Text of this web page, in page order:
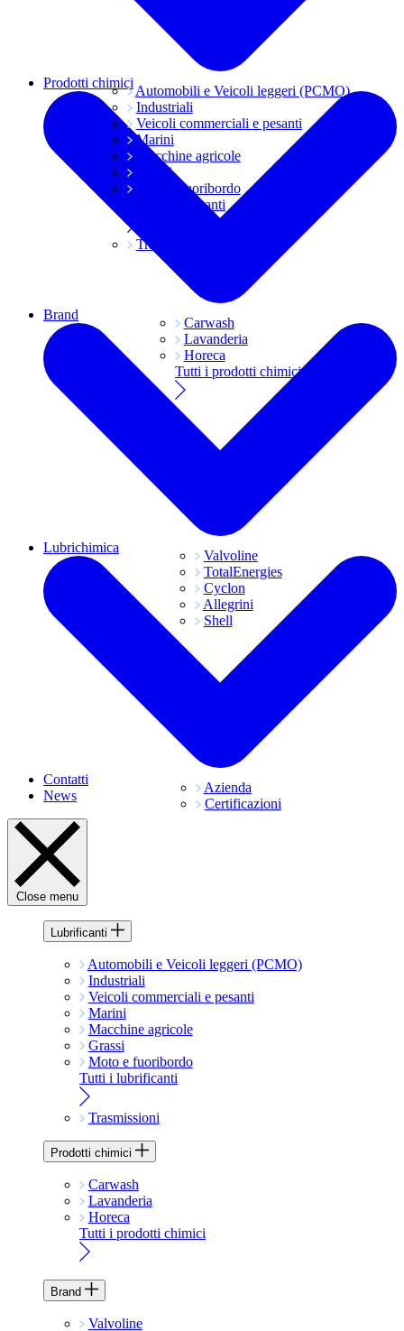
Automobili e Veicoli leggeri (PCMO)
Industriali
Veicoli commerciali e pesanti
Marini
Macchine agricole
Grassi
Moto e fuoribordo
Tutti i lubrificanti
Trasmissioni
Prodotti chimici
Carwash
Lavanderia
Horeca
Tutti i prodotti chimici
Brand
Valvoline
TotalEnergies
Cyclon
Allegrini
Shell
Lubrichimica
Azienda
Certificazioni
Contatti
News
Close menu
Lubrificanti
Automobili e Veicoli leggeri (PCMO)
Industriali
Veicoli commerciali e pesanti
Marini
Macchine agricole
Grassi
Moto e fuoribordo
Tutti i lubrificanti
Trasmissioni
Prodotti chimici
Carwash
Lavanderia
Horeca
Tutti i prodotti chimici
Brand
Valvoline